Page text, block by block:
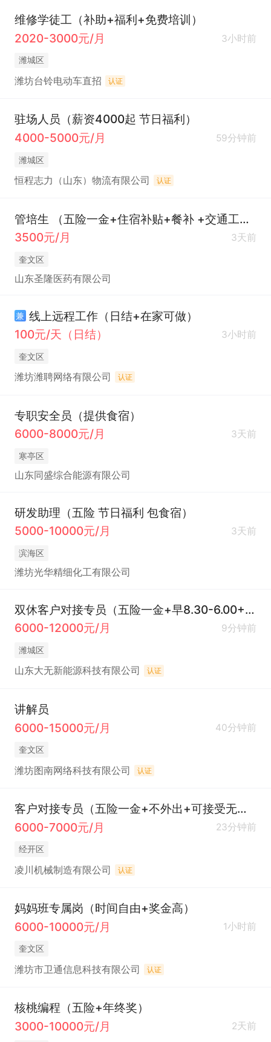
维修学徒工（补助+福利+免费培训）
2020-3000元/月
3小时前
潍城区
潍坊台铃电动车直招 认证
驻场人员（薪资4000起 节日福利）
4000-5000元/月
59分钟前
潍城区
恒程志力（山东）物流有限公司 认证
管培生 （五险一金+住宿补贴+餐补 +交通工龄补助+年终奖）
3500元/月
3天前
奎文区
山东圣隆医药有限公司
兼 线上远程工作（日结+在家可做）
100元/天（日结）
3小时前
奎文区
潍坊潍聘网络有限公司 认证
专职安全员（提供食宿）
6000-8000元/月
3天前
寒亭区
山东同盛综合能源有限公司
研发助理（五险 节日福利 包食宿）
5000-10000元/月
3天前
滨海区
潍坊光华精细化工有限公司
双休客户对接专员（五险一金+早8.30-6.00+福利）
6000-12000元/月
9分钟前
潍城区
山东大无新能源科技有限公司 认证
讲解员
6000-15000元/月
40分钟前
奎文区
潍坊图南网络科技有限公司 认证
客户对接专员（五险一金+不外出+可接受无经验+薪资5000+）
6000-7000元/月
23分钟前
经开区
凌川机械制造有限公司 认证
妈妈班专属岗（时间自由+奖金高）
6000-10000元/月
1小时前
奎文区
潍坊市卫通信息科技有限公司 认证
核桃编程（五险+年终奖）
3000-10000元/月
2天前